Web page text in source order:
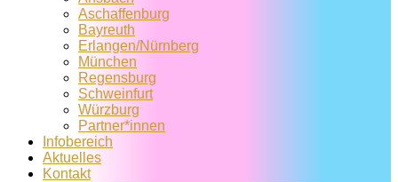
Aschaffenburg
Bayreuth
Erlangen/Nürnberg
München
Regensburg
Schweinfurt
Würzburg
Partner*innen
Infobereich
Aktuelles
Kontakt